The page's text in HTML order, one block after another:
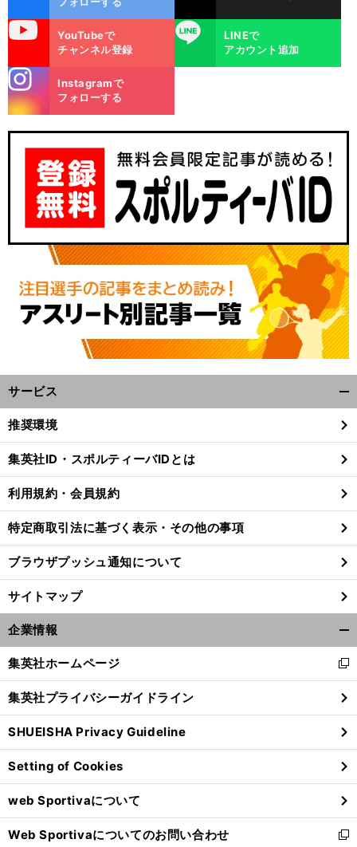
王
」
新
」
老
」
前
YouTubeで
チャンネル登録
LINE
LINEで
アカウント追加
m
Instagramで
フォローする
サービス
閉
る
推奨環境
集英社ID・スポルティーバIDとは
利用規約・会員規約
特定商取引法に基づく表示・その他の事項
ブラウザプッシュ通知について
サイトマップ
企業情報
閉
る
集英社ホームページ
新
し
い
ウ
ィ
ン
ド
ウ
で
開
く
集英社プライバシーガイドライン
SHUEISHA Privacy Guideline
Setting of Cookies
web Sportivaについて
Web Sportivaについてのお問い合わせ
新